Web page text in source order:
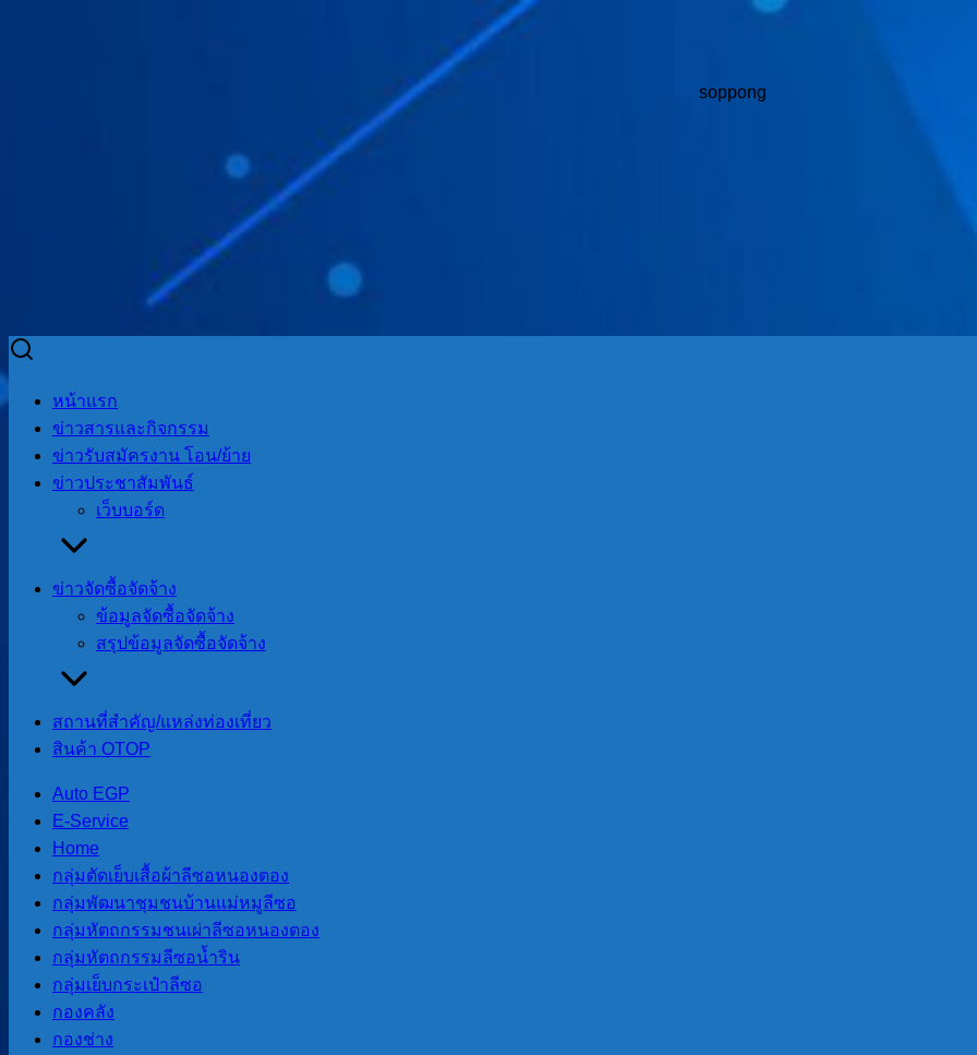
soppong
Skip
to
contentหน้าแรก
ข่าวสารและกิจกรรม
ข่าวรับสมัครงาน โอน/ย้าย
ข่าวประชาสัมพันธ์
เว็บบอร์ด
ข่าวจัดซื้อจัดจ้าง
ข้อมูลจัดซื้อจัดจ้าง
สรุปข้อมูลจัดซื้อจัดจ้าง
สถานที่สําคัญ/แหล่งท่องเที่ยว
สินค้า OTOP
Auto EGP
E-Service
Home
กลุ่มตัดเย็บเสื้อผ้าลีซอหนองตอง
กลุ่มพัฒนาชุมชนบ้านแม่หมูลีซอ
กลุ่มหัตถกรรมชนเผ่าลีซอหนองตอง
กลุ่มหัตถกรรมลีซอน้ำริน
กลุ่มเย็บกระเป๋าลีซอ
กองคลัง
กองช่าง
Search
ประชาสัมพันธ์
ข่าวประชาสัมพันธ์
ประชาสัมพันธ์
จำนวนผู้อ่าน :
นายโอฬาร ปาริฉัตรพงศ์
นายกองค์การบริหารส่วนตำบลสบป่อง
โทร 080-034-6787